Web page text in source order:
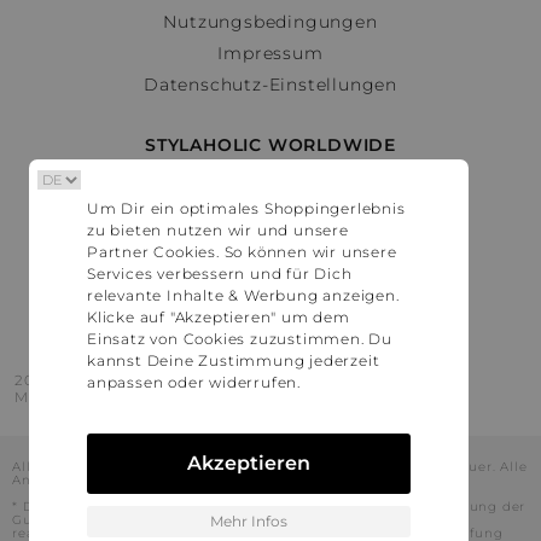
Nutzungsbedingungen
Impressum
Datenschutz-Einstellungen
STYLAHOLIC WORLDWIDE
Österreich
Schweiz
France
United States
2016 - 2026 © Stylaholic.
Made for you with love in munich.
Alle Preise inkl. der jeweils geltenden gesetzlichen Mehrwertsteuer. Alle
Angaben ohne Gewähr.
* Die angezeigten Preise beinhalten Rabatte, die durch die Nutzung der
Gutschein-Codes auf den Seiten unserer Partner voraussichtlich
realisiert werden können. Stylaholic führt keine vollständige Prüfung
Um Dir ein optimales Shoppingerlebnis
zu bieten nutzen wir und unsere
Partner Cookies. So können wir unsere
Services verbessern und für Dich
relevante Inhalte & Werbung anzeigen.
Klicke auf "Akzeptieren" um dem
Einsatz von Cookies zuzustimmen. Du
kannst Deine Zustimmung jederzeit
anpassen oder widerrufen.
Akzeptieren
Mehr Infos